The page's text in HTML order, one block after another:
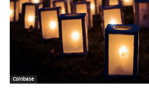
Coinbase